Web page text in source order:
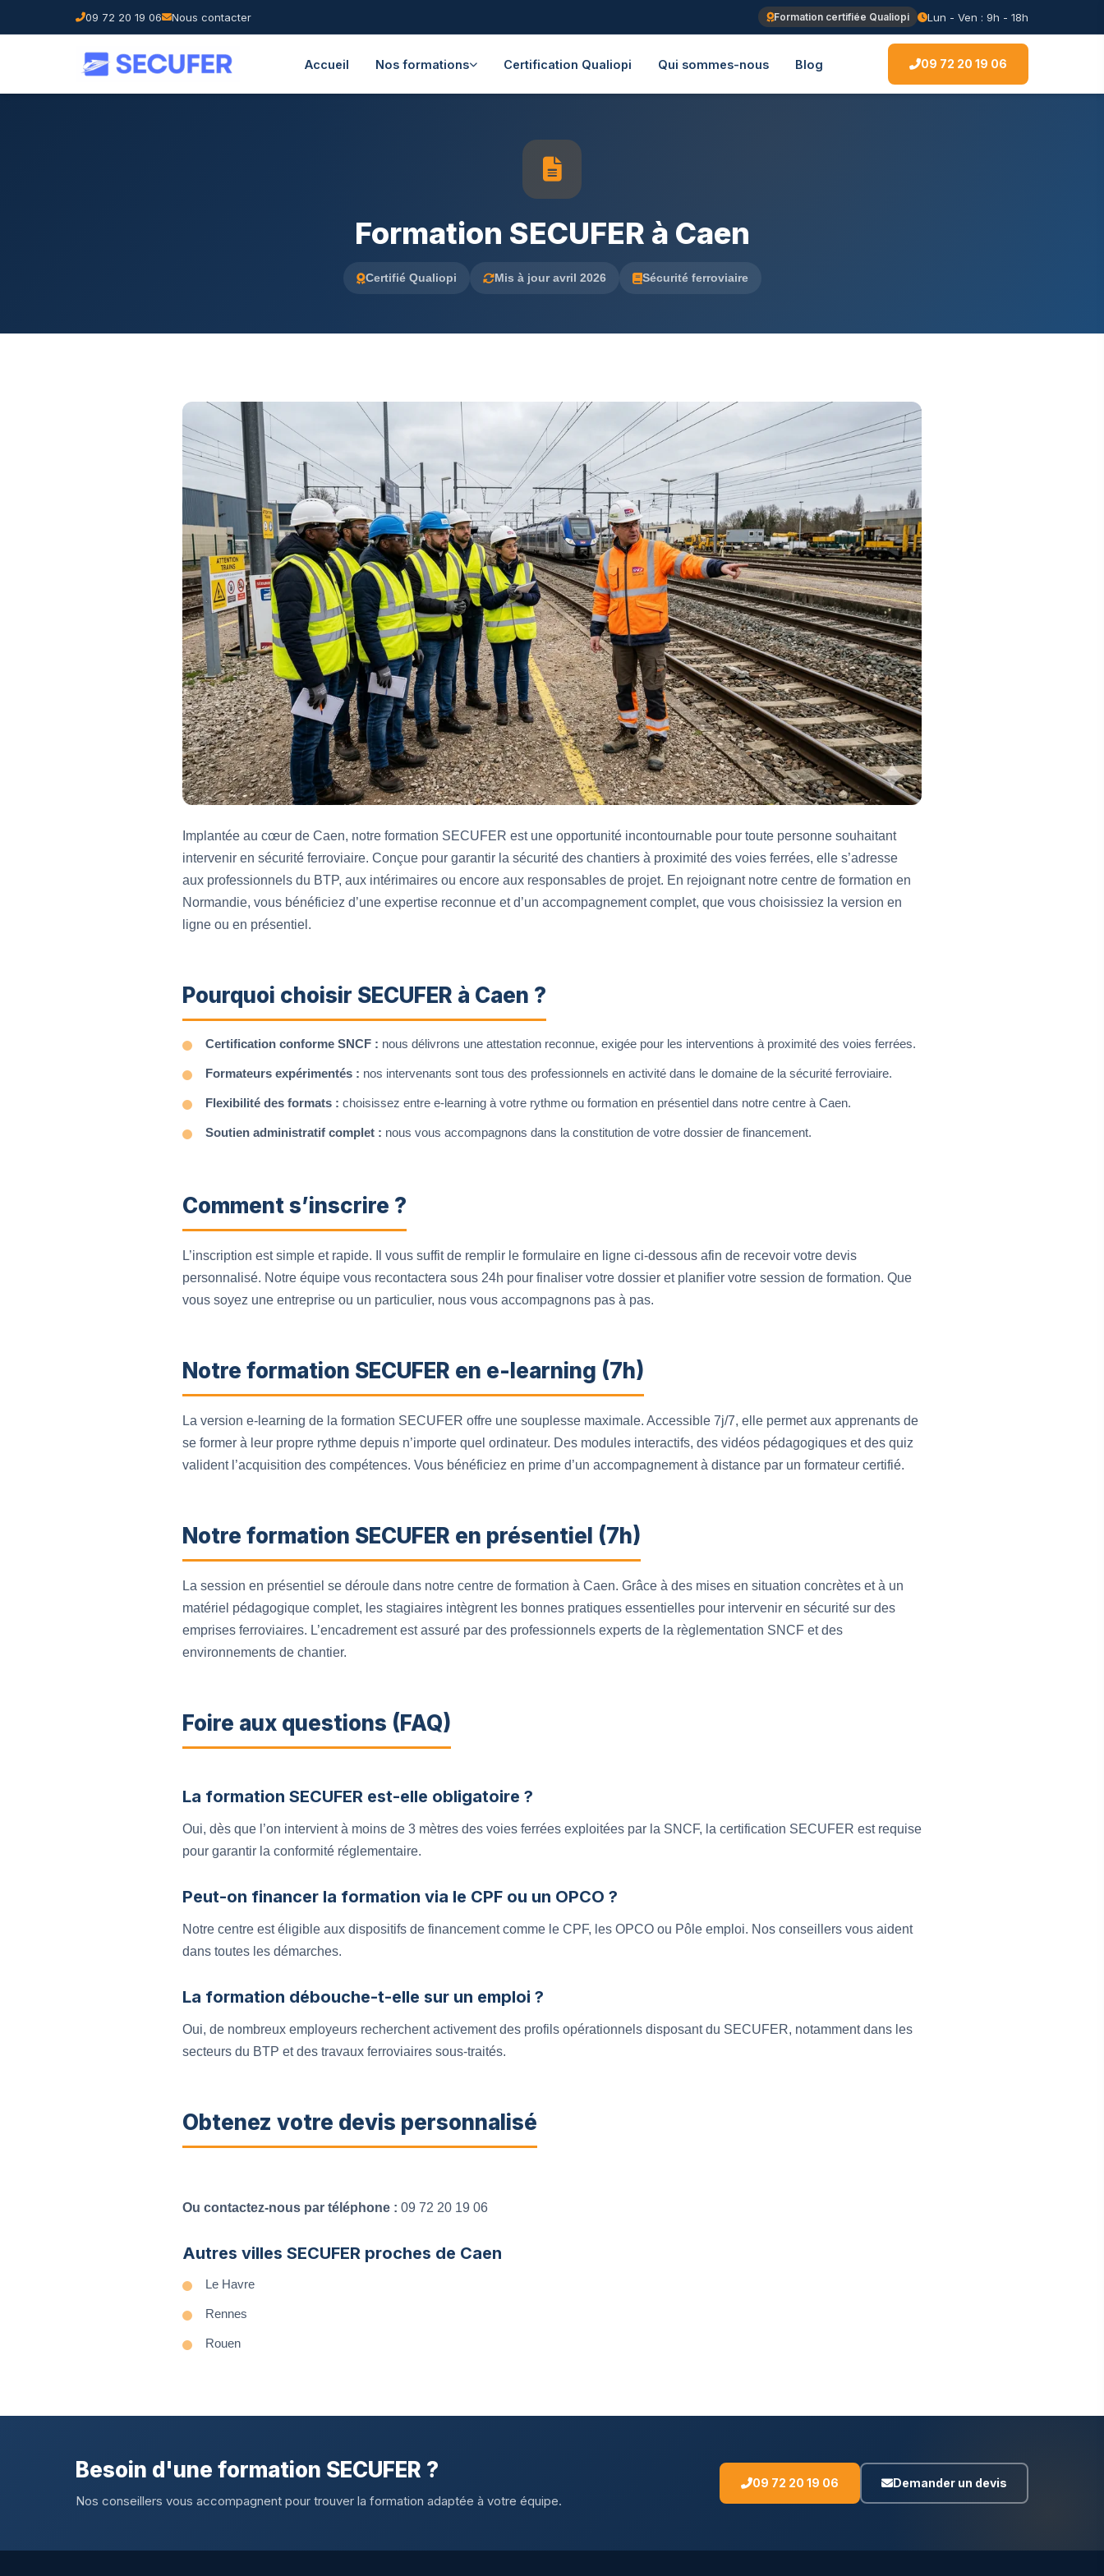
09 72 20 19 06 Nous contacter Formation certifiée Qualiopi Lun - Ven : 9h - 18h
Accueil Nos formations Certification Qualiopi Qui sommes-nous Blog 09 72 20 19 06
Formation SECUFER à Caen
Certifié Qualiopi Mis à jour avril 2026 Sécurité ferroviaire
Implantée au cœur de Caen, notre formation SECUFER est une opportunité incontournable pour toute personne souhaitant
intervenir en sécurité ferroviaire. Conçue pour garantir la sécurité des chantiers à proximité des voies ferrées, elle s’adresse
aux professionnels du BTP, aux intérimaires ou encore aux responsables de projet. En rejoignant notre centre de formation en
Normandie, vous bénéficiez d’une expertise reconnue et d’un accompagnement complet, que vous choisissiez la version en
ligne ou en présentiel.
Pourquoi choisir SECUFER à Caen ?
Certification conforme SNCF : nous délivrons une attestation reconnue, exigée pour les interventions à proximité des voies ferrées.
Formateurs expérimentés : nos intervenants sont tous des professionnels en activité dans le domaine de la sécurité ferroviaire.
Flexibilité des formats : choisissez entre e-learning à votre rythme ou formation en présentiel dans notre centre à Caen.
Soutien administratif complet : nous vous accompagnons dans la constitution de votre dossier de financement.
Comment s’inscrire ?
L’inscription est simple et rapide. Il vous suffit de remplir le formulaire en ligne ci-dessous afin de recevoir votre devis
personnalisé. Notre équipe vous recontactera sous 24h pour finaliser votre dossier et planifier votre session de formation. Que
vous soyez une entreprise ou un particulier, nous vous accompagnons pas à pas.
Notre formation SECUFER en e-learning (7h)
La version e-learning de la formation SECUFER offre une souplesse maximale. Accessible 7j/7, elle permet aux apprenants de
se former à leur propre rythme depuis n’importe quel ordinateur. Des modules interactifs, des vidéos pédagogiques et des quiz
valident l’acquisition des compétences. Vous bénéficiez en prime d’un accompagnement à distance par un formateur certifié.
Notre formation SECUFER en présentiel (7h)
La session en présentiel se déroule dans notre centre de formation à Caen. Grâce à des mises en situation concrètes et à un
matériel pédagogique complet, les stagiaires intègrent les bonnes pratiques essentielles pour intervenir en sécurité sur des
emprises ferroviaires. L’encadrement est assuré par des professionnels experts de la règlementation SNCF et des
environnements de chantier.
Foire aux questions (FAQ)
La formation SECUFER est-elle obligatoire ?
Oui, dès que l’on intervient à moins de 3 mètres des voies ferrées exploitées par la SNCF, la certification SECUFER est requise
pour garantir la conformité réglementaire.
Peut-on financer la formation via le CPF ou un OPCO ?
Notre centre est éligible aux dispositifs de financement comme le CPF, les OPCO ou Pôle emploi. Nos conseillers vous aident
dans toutes les démarches.
La formation débouche-t-elle sur un emploi ?
Oui, de nombreux employeurs recherchent activement des profils opérationnels disposant du SECUFER, notamment dans les
secteurs du BTP et des travaux ferroviaires sous-traités.
Obtenez votre devis personnalisé
Ou contactez-nous par téléphone : 09 72 20 19 06
Autres villes SECUFER proches de Caen
Le Havre
Rennes
Rouen
Besoin d'une formation SECUFER ?
Nos conseillers vous accompagnent pour trouver la formation adaptée à votre équipe.
09 72 20 19 06 Demander un devis